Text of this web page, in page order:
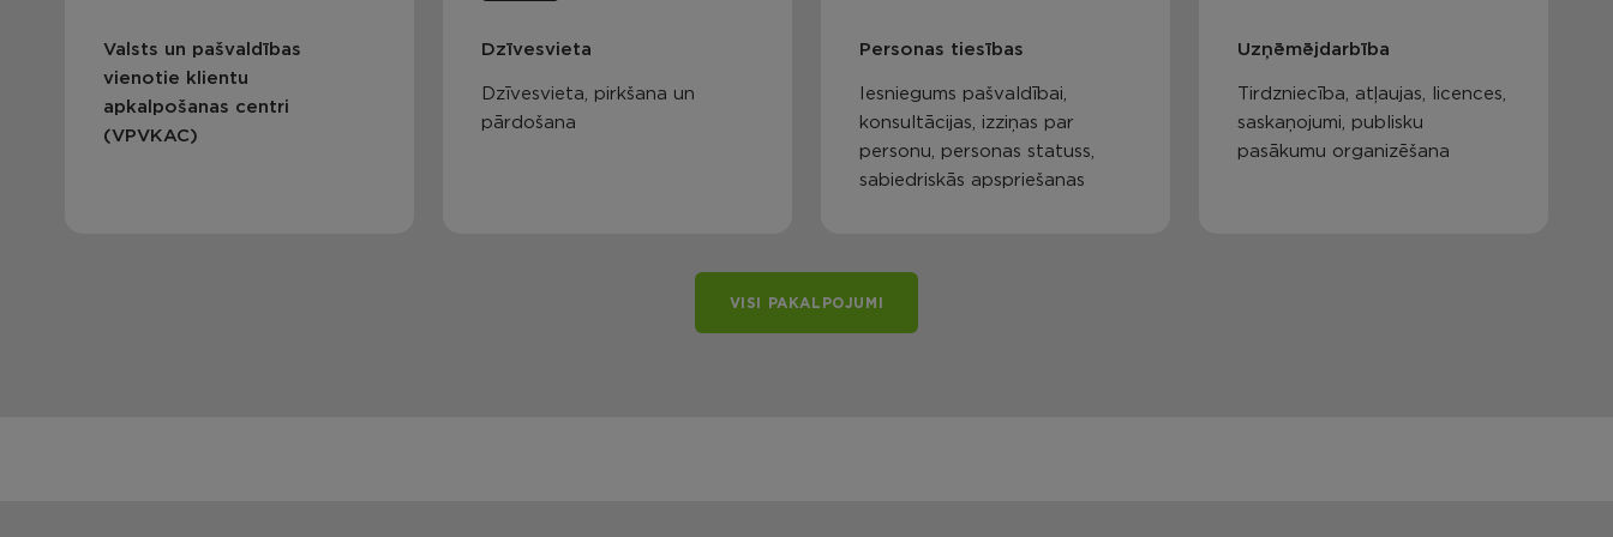
Valsts un pašvaldības
vienotie klientu
apkalpošanas centri
(VPVKAC)
Dzīvesvieta
Dzīvesvieta, pirkšana un
pārdošana
Personas tiesības
Iesniegums pašvaldībai,
konsultācijas, izziņas par
personu, personas statuss,
sabiedriskās apspriešanas
Uzņēmējdarbība
Tirdzniecība, atļaujas, licences,
saskaņojumi, publisku
pasākumu organizēšana
VISI PAKALPOJUMI